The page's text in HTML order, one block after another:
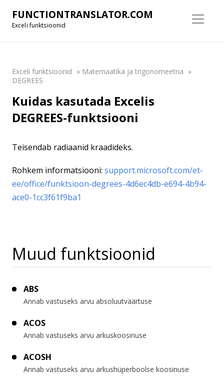
FUNCTIONTRANSLATOR.COM
Exceli funktsioonid
Exceli funktsioonid » Matemaatika ja trigonomeetria »
DEGREES
Kuidas kasutada Excelis
DEGREES-funktsiooni
Teisendab radiaanid kraadideks.
Rohkem informatsiooni: support.microsoft.com/et-
ee/office/funktsioon-degrees-4d6ec4db-e694-4b94-
ace0-1cc3f61f9ba1
Muud funktsioonid
ABS
Annab vastuseks arvu absoluutväärtuse
ACOS
Annab vastuseks arvu arkuskoosinuse
ACOSH
Annab vastuseks arvu arkushüperboolse koosinuse